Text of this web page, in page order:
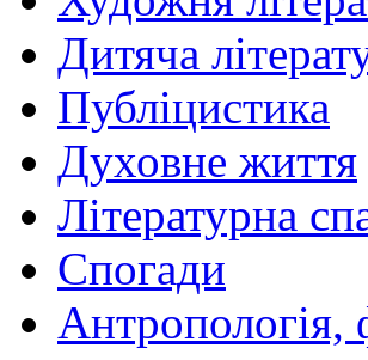
Дитяча
Публіцистика
Духовне життя
Літературна
Спогади
Антропологія,